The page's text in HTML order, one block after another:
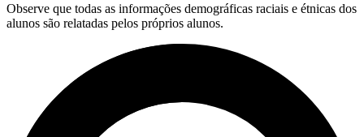
Observe que todas as informações demográficas raciais e étnicas dos
alunos são relatadas pelos próprios alunos.